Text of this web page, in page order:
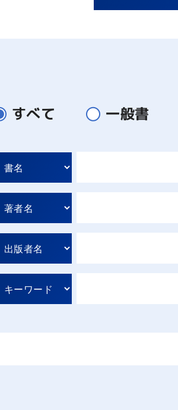
すべて 一般書